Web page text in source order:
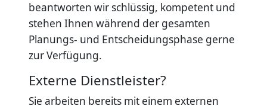
beantworten wir schlüssig, kompetent und
stehen Ihnen während der gesamten
Planungs- und Entscheidungsphase gerne
zur Verfügung.
Externe Dienstleister?
Sie arbeiten bereits mit einem externen